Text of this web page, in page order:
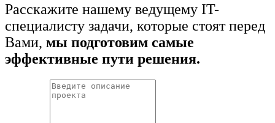
Расскажите нашему ведущему IT-
специалисту задачи, которые стоят перед
Вами, мы подготовим самые
эффективные пути решения.